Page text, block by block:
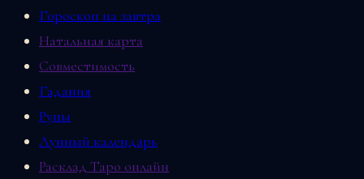
Гороскоп на завтра
Натальная карта
Совместимость
Гадания
Руны
Лунный календарь
Расклад Таро онлайн